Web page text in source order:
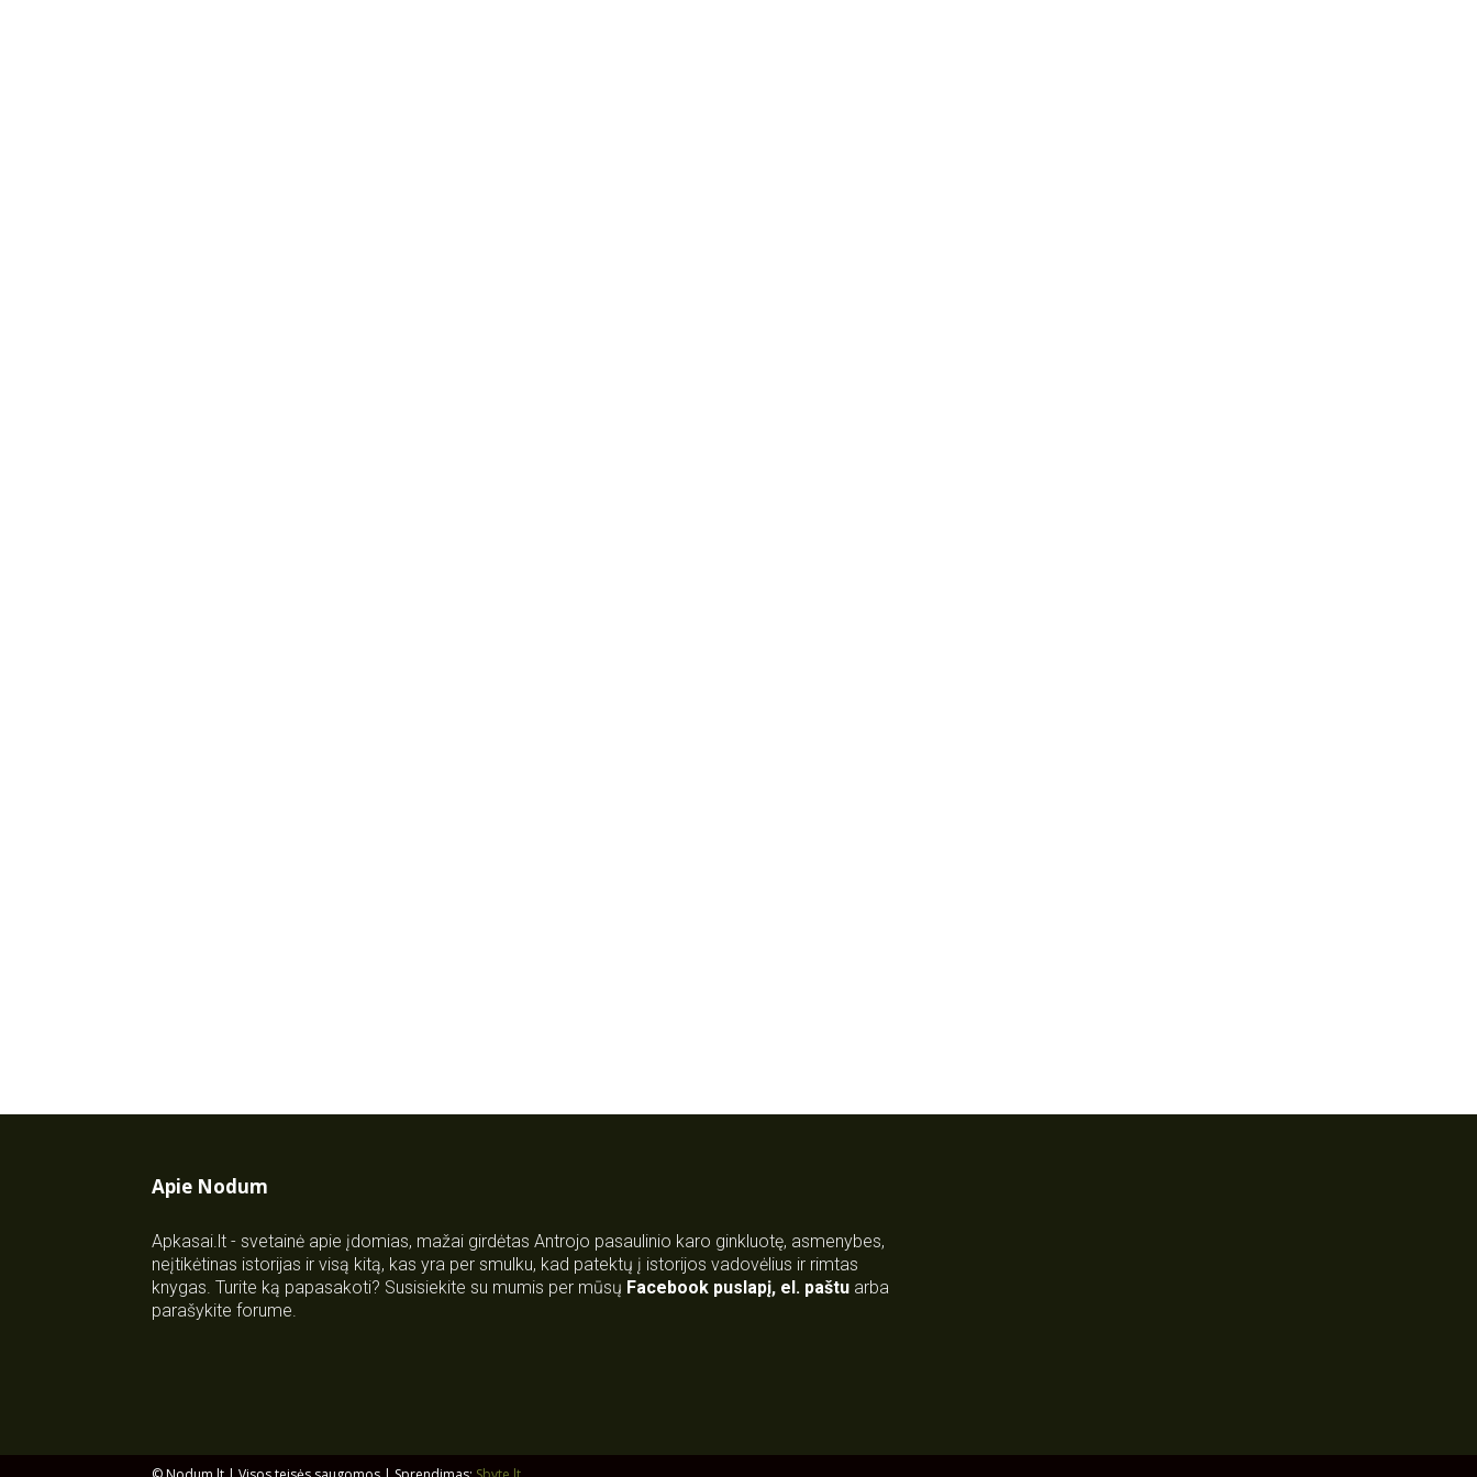
Apie Nodum
Apkasai.lt - svetainė apie įdomias, mažai girdėtas Antrojo pasaulinio karo ginkluotę, asmenybes,
neįtikėtinas istorijas ir visą kitą, kas yra per smulku, kad patektų į istorijos vadovėlius ir rimtas
knygas. Turite ką papasakoti? Susisiekite su mumis per mūsų Facebook puslapį, el. paštu arba
parašykite forume.